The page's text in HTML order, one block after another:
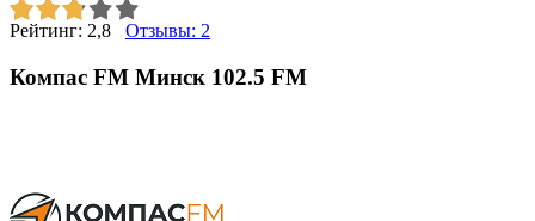
Рейтинг: 2,8 Отзывы: 2
Компас FM Минск 102.5 FM